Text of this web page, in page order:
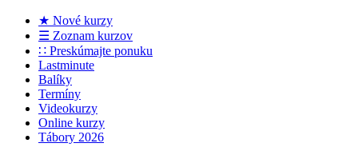
★ Nové kurzy
☰ Zoznam kurzov
∷ Preskúmajte ponuku
Lastminute
Balíky
Termíny
Videokurzy
Online kurzy
Tábory 2026